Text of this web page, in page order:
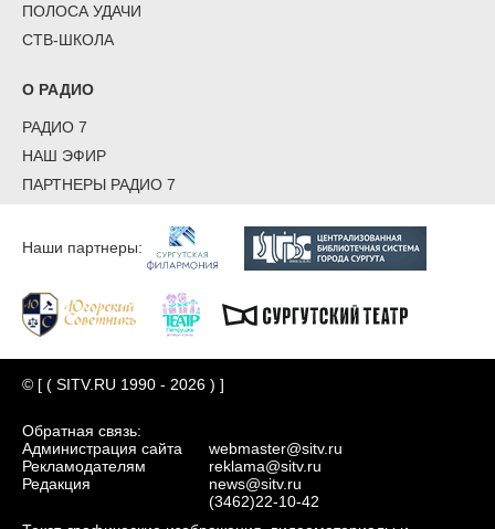
ПОЛОСА УДАЧИ
СТВ-ШКОЛА
О РАДИО
РАДИО 7
НАШ ЭФИР
ПАРТНЕРЫ РАДИО 7
Наши партнеры:
© [ ( SITV.RU 1990 - 2026 ) ]
Обратная связь:
Администрация сайта
Рекламодателям
Редакция
webmaster@sitv.ru
reklama@sitv.ru
news@sitv.ru
(3462)22-10-42